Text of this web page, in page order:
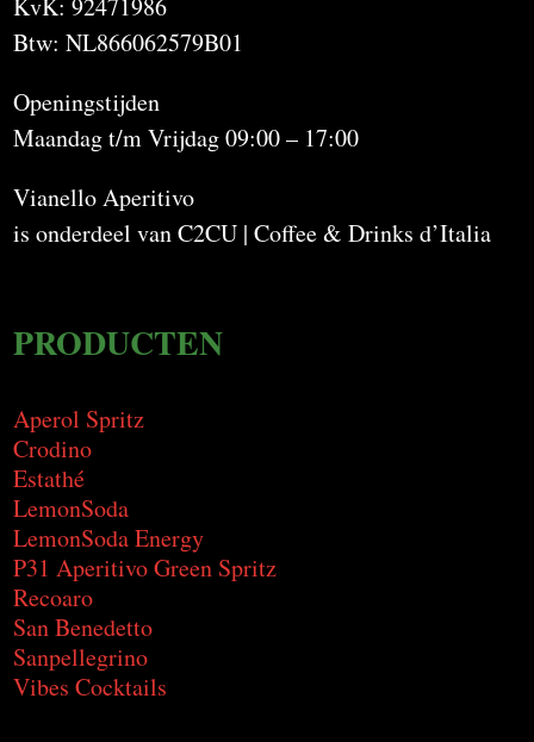
KvK: 92471986
Btw: NL866062579B01
Openingstijden
Maandag t/m Vrijdag 09:00 – 17:00
Vianello Aperitivo
is onderdeel van C2CU | Coffee & Drinks d’Italia
PRODUCTEN
Aperol Spritz
Crodino
Estathé
LemonSoda
LemonSoda Energy
P31 Aperitivo Green Spritz
Recoaro
San Benedetto
Sanpellegrino
Vibes Cocktails